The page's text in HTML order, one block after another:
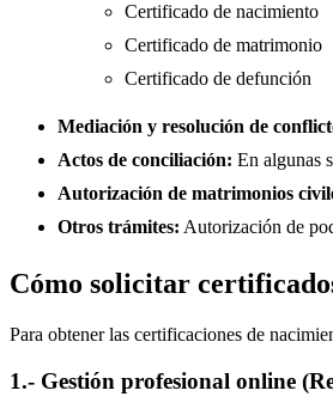
Certificado de nacimiento
Certificado de matrimonio
Certificado de defunción
Mediación y resolución de
Actos de conciliación: En algunas
Autorización de matrimonios
Otros trámites: Autorización de
Cómo solicitar
Para obtener las certificaciones de
1.- Gestión profesional online